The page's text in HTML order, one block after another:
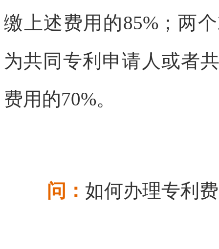
缴上述费用的85%；两
为共同专利申请人或者
费用的70%。
问： 如何办理专利